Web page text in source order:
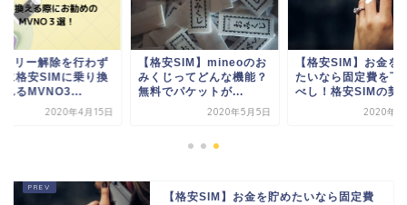
リー解除を行わず
に格安SIMに乗り換
れるMVNO3...
2020年4月15日
【格安SIM】mineoのお
みくじってどんな機能？
無料でパケットが...
2020年5月5日
【格安SIM】お金を
たいなら固定費を下
べし！格安SIMの契
2020年4
【格安SIM】お金を貯めたいなら固定費